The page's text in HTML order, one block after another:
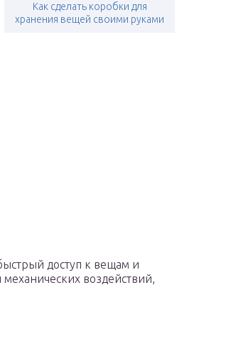
Как сделать коробки для
хранения вещей своими руками
доступ к вещам и
воздействий,